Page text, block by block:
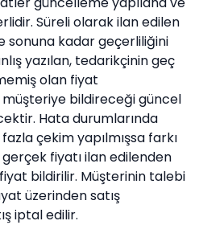
Süreli olarak ilan edilen
sonuna kadar geçerliliğini
yazılan, tedarikçinin geç
olan fiyat
müşteriye bildireceği güncel
Hata durumlarında
çekim yapılmışsa farkı
fiyatı ilan edilenden
fiyat bildirilir. Müşterinin talebi
üzerinden satış
iptal edilir.